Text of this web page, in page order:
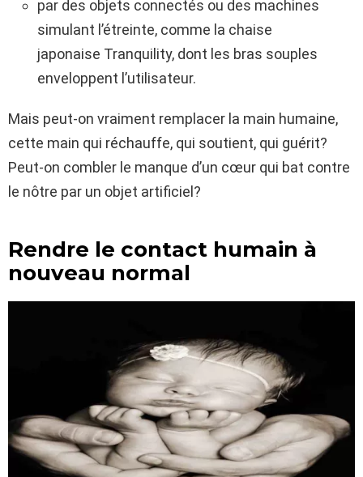
par des objets connectés ou des machines
simulant l’étreinte, comme la chaise
japonaise Tranquility, dont les bras souples
enveloppent l’utilisateur.
Mais peut-on vraiment remplacer la main humaine,
cette main qui réchauffe, qui soutient, qui guérit?
Peut-on combler le manque d’un cœur qui bat contre
le nôtre par un objet artificiel?
Rendre le contact humain à
nouveau normal